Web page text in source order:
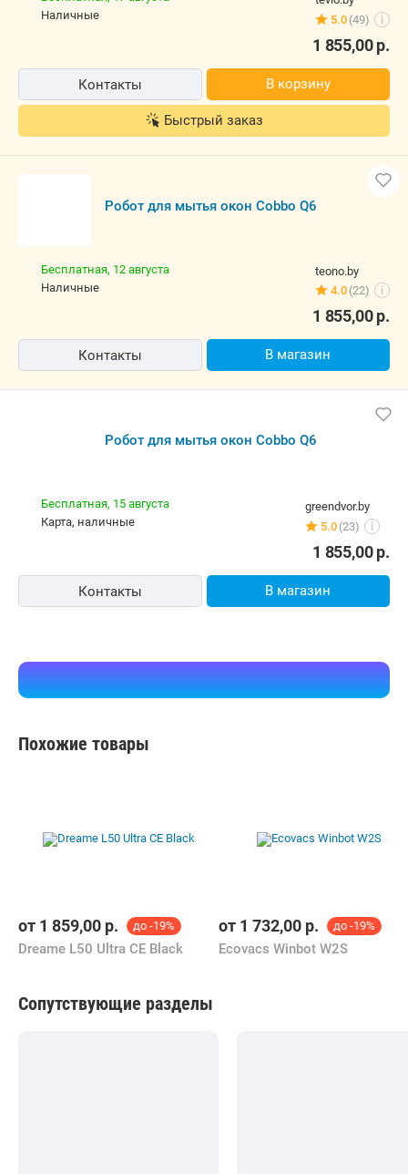
5.0 (49) i
наличные
1 855,00р.
Контакты В корзину
Быстрый заказ
Робот для мытья окон Cobbo Q6
teono.by
4.0 (22) i
Бесплатная, 12 августа
наличные
1 855,00р.
Контакты В магазин
Робот для мытья окон Cobbo Q6
greendvor.by
5.0 (23) i
Бесплатная, 15 августа
карта, наличные
1 855,00р.
Контакты В магазин
Похожие товары
от 1 859,00 р. до -19%
Dreame L50 Ultra CE Black
от 1 732,00 р. до -19%
Ecovacs Winbot W2S
Сопутствующие разделы